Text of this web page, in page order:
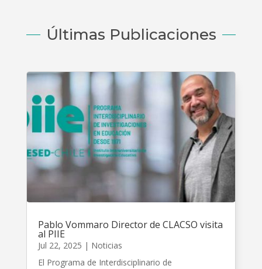
Últimas Publicaciones
Pablo Vommaro Director de CLACSO visita
al PIIE
Jul 22, 2025 | Noticias
El Programa de Interdisciplinario de